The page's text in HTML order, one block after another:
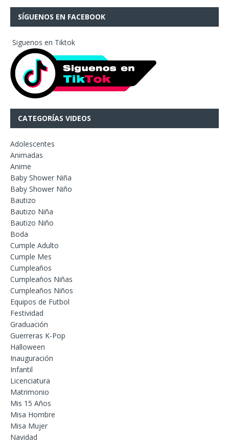
SÍGUENOS EN FACEBOOK
Siguenos en Tiktok
CATEGORÍAS VIDEOS
Adolescentes
Animadas
Anime
Baby Shower Niña
Baby Shower Niño
Bautizo
Bautizo Niña
Bautizo Niño
Boda
Cumple Adulto
Cumple Mes
Cumpleaños
Cumpleaños Niñas
Cumpleaños Niños
Equipos de Futbol
Festividad
Graduación
Guerreras K-Pop
Halloween
Inauguración
Infantil
Licenciatura
Matrimonio
Mis 15 Años
Misa Hombre
Misa Mujer
Navidad